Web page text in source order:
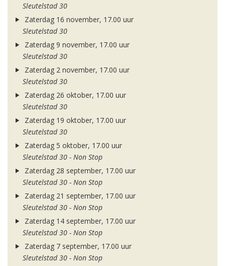
Sleutelstad 30
Zaterdag 16 november, 17.00 uur
Sleutelstad 30
Zaterdag 9 november, 17.00 uur
Sleutelstad 30
Zaterdag 2 november, 17.00 uur
Sleutelstad 30
Zaterdag 26 oktober, 17.00 uur
Sleutelstad 30
Zaterdag 19 oktober, 17.00 uur
Sleutelstad 30
Zaterdag 5 oktober, 17.00 uur
Sleutelstad 30 - Non Stop
Zaterdag 28 september, 17.00 uur
Sleutelstad 30 - Non Stop
Zaterdag 21 september, 17.00 uur
Sleutelstad 30 - Non Stop
Zaterdag 14 september, 17.00 uur
Sleutelstad 30 - Non Stop
Zaterdag 7 september, 17.00 uur
Sleutelstad 30 - Non Stop